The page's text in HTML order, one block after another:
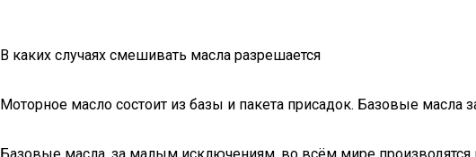
В каких случаях смешивать масла разрешается
Моторное масло состоит из базы и пакета присадок. Базовые